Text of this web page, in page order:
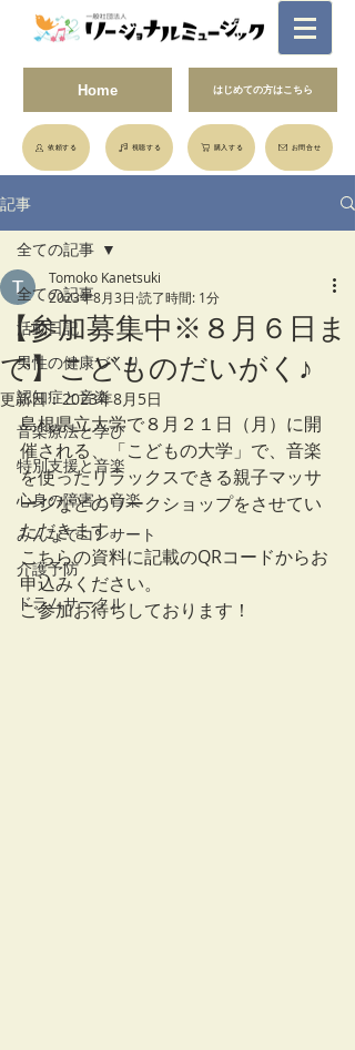
Home
依頼する 視聴する
はじめての方はこちら
購入する お問合せ
記事
全ての記事
活動日記
男性の健康づくり
認知症と音楽
音楽療法と学び
特別支援と音楽
心身の障害と音楽
みんなでコンサート
介護予防
ドラムサークル
全ての記事
【参加募集中※８月６日ま
で】こどものだいがく♪
Tomoko Kanetsuki
2023年8月3日 読了時間: 1分
更新日：2023年8月5日
島根県立大学で８月２１日（月）に開
催される、「こどもの大学」で、音楽
を使ったリラックスできる親子マッサ
ージなどのワークショップをさせてい
ただきます。
こちらの資料に記載のQRコードからお
申込みください。
ご参加お待ちしております！